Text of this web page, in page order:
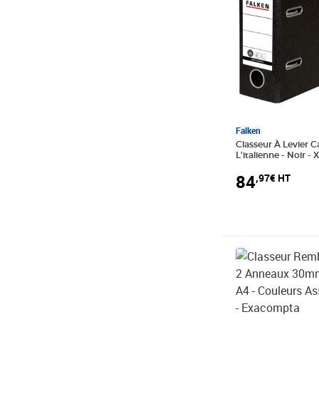
Falken
Classeur À Levier
L'italienne - Noir -
84,97€ HT
Prix 35,28€ HT